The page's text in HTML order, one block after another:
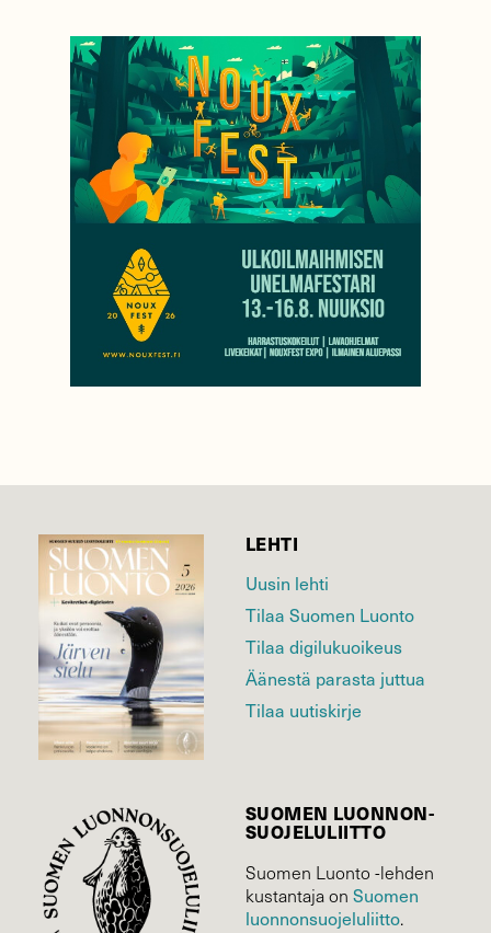
LEHTI
Uusin lehti
Tilaa Suomen Luonto
Tilaa digilukuoikeus
Äänestä parasta juttua
Tilaa uutiskirje
SUOMEN LUONNON­
SUOJELU­LIITTO
Suomen Luonto -lehden
kustantaja on Suomen
luonnonsuojelu­liitto.